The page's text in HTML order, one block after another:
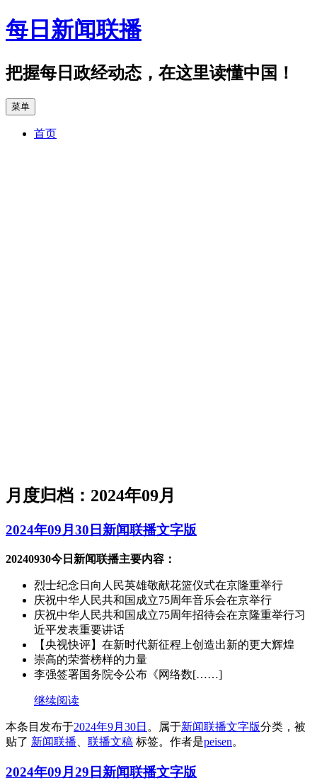
跳
至
文
每日新闻联播
把握每日政经动态，在这里读懂中国！
菜单
首页
月度归档： 2024年09月
2024年09月30日新闻联播文字版
20240930今日新闻联播主要内容：
烈士纪念日向人民英雄敬献花篮仪式在京隆重举行
庆祝中华人民共和国成立75周年音乐会在京举行
庆祝中华人民共和国成立75周年招待会在京隆重举行习
近平发表重要讲话
【央视快评】在新时代新征程上创造出新的更大辉煌
崇高的荣誉榜样的力量
李强签署国务院令公布《网络数[……]
继续阅读
本条目发布于2024年9月30日 。属于新闻联播文字版分类，被
贴了 新闻联播 联播文稿 标签。 作者是peisen。
2024年09月29日新闻联播文字版